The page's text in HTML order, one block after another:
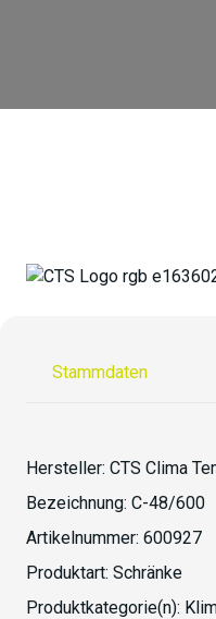
Stammdaten
Hersteller: CTS Clima
Bezeichnung: C-48/600
Artikelnummer: 600927
Produktart: Schränke
Produktkategorie(n):